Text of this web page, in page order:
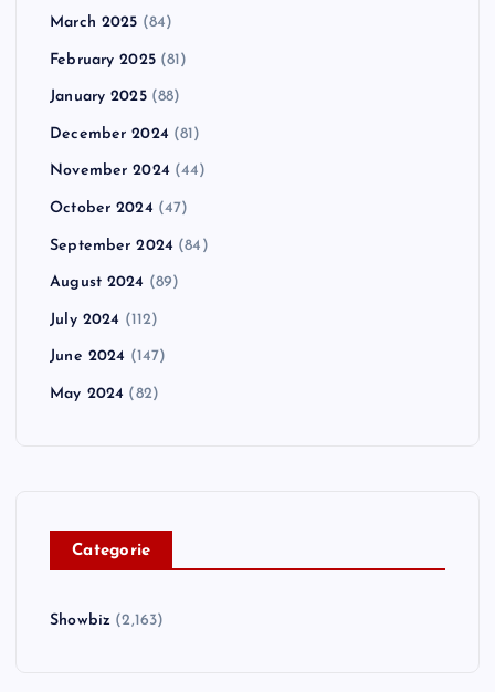
March 2025 (84)
February 2025(81)
January 2025(88)
December 2024 (81)
November 2024 (44)
October 2024 (47)
September 2024 (84)
August 2024 (89)
July 2024 (112)
June 2024 (147)
May 2024 (82)
Categorie
Showbiz (2,163)